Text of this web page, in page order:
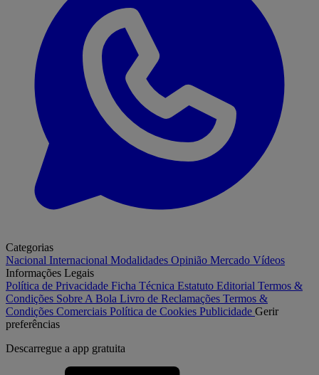
Categorias
Nacional Internacional Modalidades Opinião Mercado Vídeos
Informações Legais
Política de Privacidade Ficha Técnica Estatuto Editorial Termos &
Condições Sobre A Bola Livro de Reclamações Termos &
Condições Comerciais Política de Cookies Publicidade Gerir
preferências
Descarregue a app gratuita